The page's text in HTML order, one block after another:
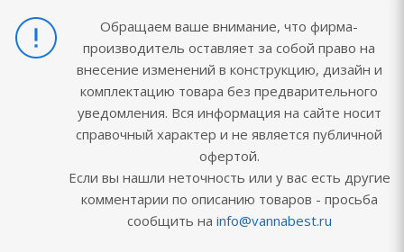
Обращаем ваше внимание, что фирма-
производитель оставляет за собой право на
внесение изменений в конструкцию, дизайн и
комплектацию товара без предварительного
уведомления. Вся информация на сайте носит
справочный характер и не является публичной
офертой.
Если вы нашли неточность или у вас есть другие
комментарии по описанию товаров - просьба
сообщить на info@vannabest.ru